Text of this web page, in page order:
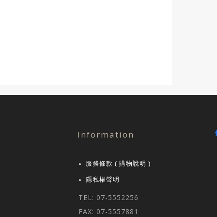
Information
服務條款 ( 購物說明 )
隱私權聲明
TEL: 07-5552256
FAX: 07-5557881